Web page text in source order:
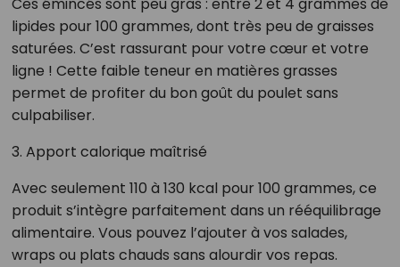
Ces émincés sont peu gras : entre 2 et 4 grammes de
lipides pour 100 grammes, dont très peu de graisses
saturées. C’est rassurant pour votre cœur et votre
ligne ! Cette faible teneur en matières grasses
permet de profiter du bon goût du poulet sans
culpabiliser.
3. Apport calorique maîtrisé
Avec seulement 110 à 130 kcal pour 100 grammes, ce
produit s’intègre parfaitement dans un rééquilibrage
alimentaire. Vous pouvez l’ajouter à vos salades,
wraps ou plats chauds sans alourdir vos repas.